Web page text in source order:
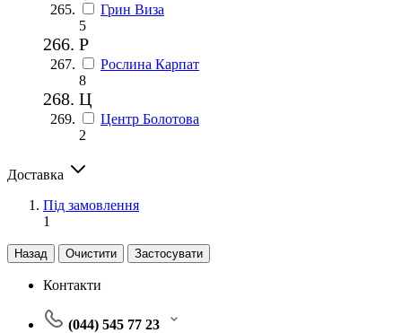
Грин Виза
5
Р
Рослина Карпат
8
Ц
Центр Болотова
2
Доставка
Під замовлення
1
Назад Очистити Застосувати
Контакти
(044) 545 77 23